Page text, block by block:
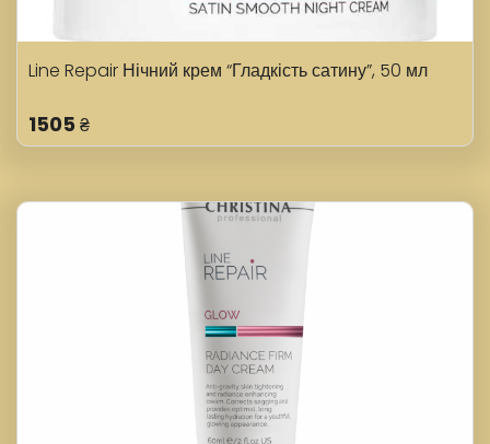
Line Repair Нічний крем “Гладкість сатину”, 50 мл
1505 ₴